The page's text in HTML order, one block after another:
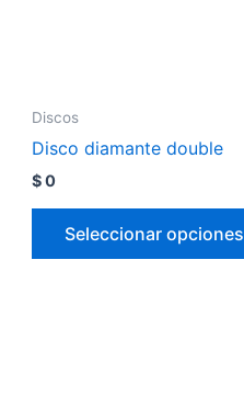
Discos
Disco diamante double
$0
Seleccionar opciones